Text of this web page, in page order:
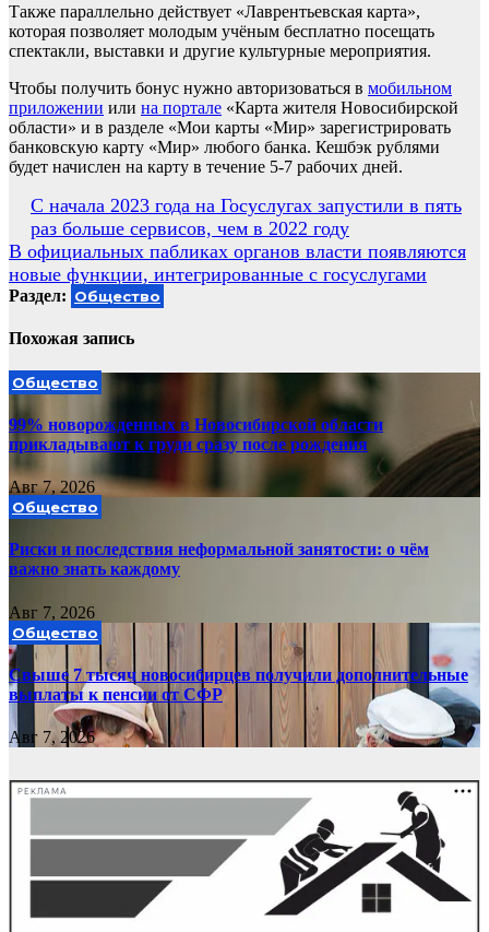
Также параллельно действует «Лаврентьевская карта»,
которая позволяет молодым учёным бесплатно посещать
спектакли, выставки и другие культурные мероприятия.
Чтобы получить бонус нужно авторизоваться в мобильном
приложении или на портале «Карта жителя Новосибирской
области» и в разделе «Мои карты «Мир» зарегистрировать
банковскую карту «Мир» любого банка. Кешбэк рублями
будет начислен на карту в течение 5-7 рабочих дней.
Навигация
по
записям
С начала 2023 года на Госуслугах запустили в пять
раз больше сервисов, чем в 2022 году
В официальных пабликах органов власти появляются
новые функции, интегрированные с госуслугами
Раздел: Общество
Похожая запись
Общество
99% новорожденных в Новосибирской области
прикладывают к груди сразу после рождения
Авг 7, 2026
Общество
Риски и последствия неформальной занятости: о чём
важно знать каждому
Авг 7, 2026
Общество
Свыше 7 тысяч новосибирцев получили дополнительные
выплаты к пенсии от СФР
Авг 7, 2026
РЕКЛАМА